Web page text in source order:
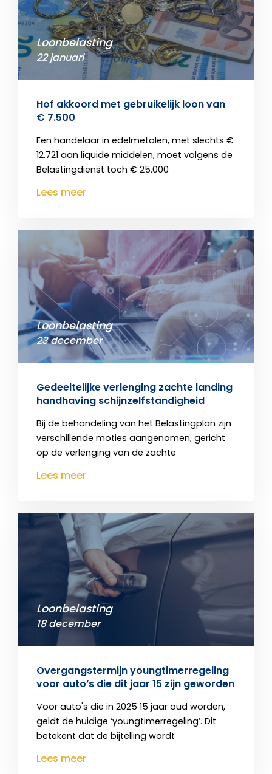
Loonbelasting
22 januari
Hof akkoord met gebruikelijk loon van
€ 7.500
Een handelaar in edelmetalen, met slechts €
12.721 aan liquide middelen, moet volgens de
Belastingdienst toch € 25.000
Lees meer
Loonbelasting
23 december
Gedeeltelijke verlenging zachte landing
handhaving schijnzelfstandigheid
Bij de behandeling van het Belastingplan zijn
verschillende moties aangenomen, gericht
op de verlenging van de zachte
Lees meer
Loonbelasting
18 december
Overgangstermijn youngtimerregeling
voor auto’s die dit jaar 15 zijn geworden
Voor auto's die in 2025 15 jaar oud worden,
geldt de huidige ‘youngtimerregeling’. Dit
betekent dat de bijtelling wordt
Lees meer